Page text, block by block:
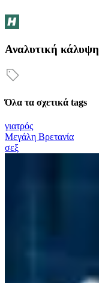
Αναλυτική κάλυψη
Όλα τα σχετικά tags
γιατρός
Μεγάλη Βρετανία
σεξ